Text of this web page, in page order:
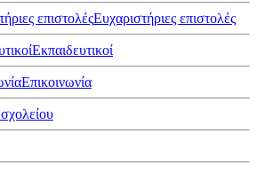
Ευχαριστήριες επιστολές
Εκπαιδευτικοί
Επικοινωνία